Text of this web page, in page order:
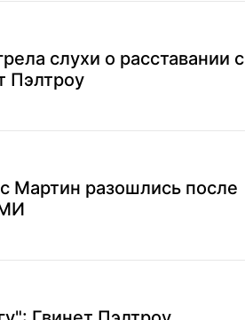
слухи о расставании с
Пэлтроу
Мартин разошлись после